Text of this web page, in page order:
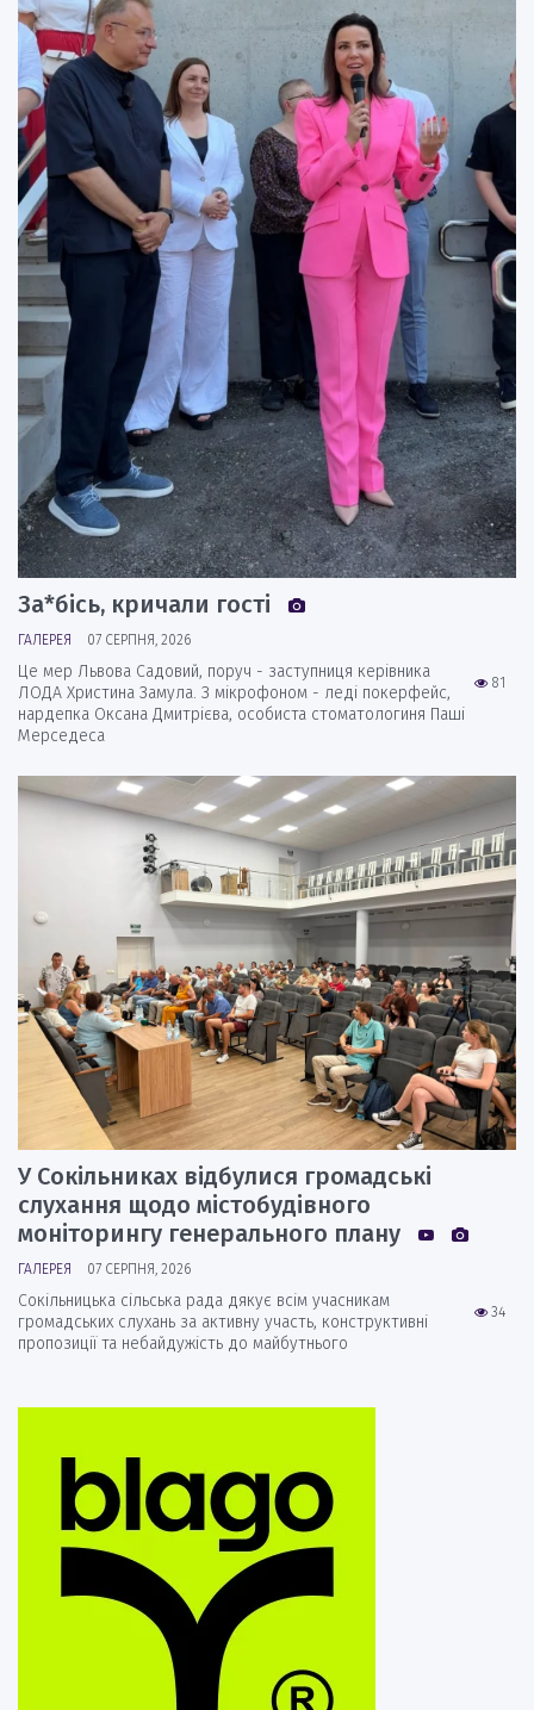
За*бісь, кричали гості
ГАЛЕРЕЯ 07 СЕРПНЯ, 2026
81
Це мер Львова Садовий, поруч - заступниця керівника
ЛОДА Христина Замула. З мікрофоном - леді покерфейс,
нардепка Оксана Дмитрієва, особиста стоматологиня Паші
Мерседеса
У Сокільниках відбулися громадські
слухання щодо містобудівного
моніторингу генерального плану
ГАЛЕРЕЯ 07 СЕРПНЯ, 2026
34
Сокільницька сільська рада дякує всім учасникам
громадських слухань за активну участь, конструктивні
пропозиції та небайдужість до майбутнього